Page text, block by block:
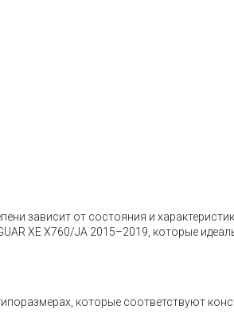
зависит от состояния и
XE X760/JA 2015–2019, которые
которые соответствуют